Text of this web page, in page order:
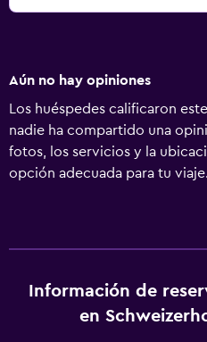
Aún no hay opiniones
Los huéspedes calificaron
nadie ha compartido una
fotos, los servicios y la
opción adecuada para tu viaje.
Información de
en